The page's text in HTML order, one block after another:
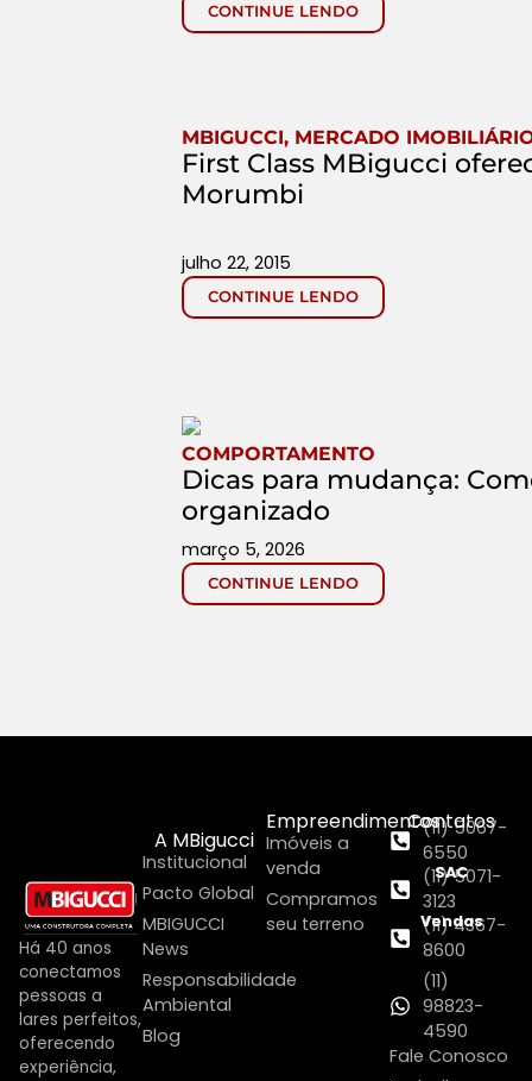
CONTINUE LENDO
MBIGUCCI, MERCADO
First Class MBigucci
Morumbi
CONTINUE LENDO
julho 22, 2015
COMPORTAMENTO
Dicas para mudança:
organizado
CONTINUE LENDO
março 5, 2026
Há 40 anos
conectamos
pessoas a
lares perfeitos,
oferecendo
experiência,
A MBigucci
Institucional
Pacto Global
MBIGUCCI
News
Responsabilidade
Ambiental
Blog
Empreendimentos
Imóveis a
venda
Compramos
seu terreno
Contatos
(11) 5067-
6550
SAC
(11) 5071-
3123
Vendas
(11) 4367-
8600
(11)
98823-
4590
Fale Conosco